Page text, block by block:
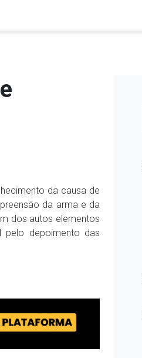
da causa de
da arma e da
dos autos elementos
pelo depoimento das